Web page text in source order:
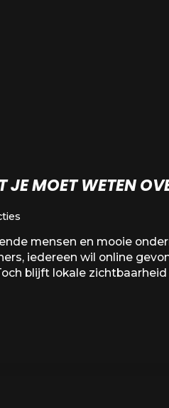
JE MOET WETEN
mensen en mooie
iedereen wil online
blijft lokale